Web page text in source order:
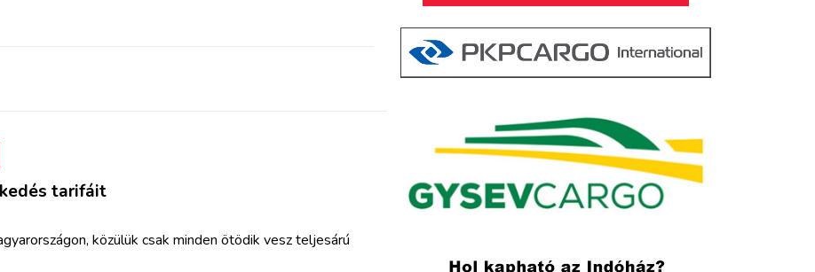
tarifáit
közülük csak minden ötödik vesz teljesárú